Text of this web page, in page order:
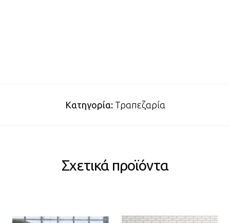
Κατηγορία: Τραπεζαρία
Σχετικά προϊόντα